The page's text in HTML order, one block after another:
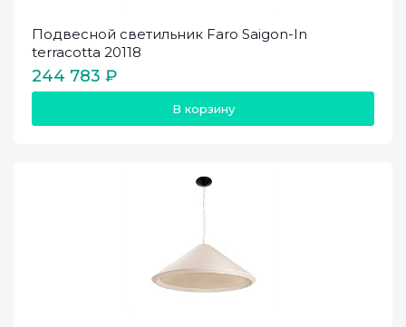
Подвесной светильник Faro Saigon-In
terracotta 20118
244 783 ₽
В корзину